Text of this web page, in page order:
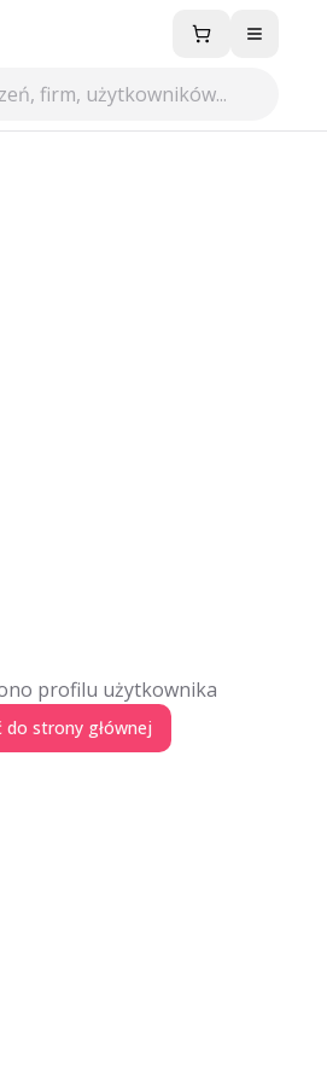
Menu
profilu użytkownika
do strony głównej